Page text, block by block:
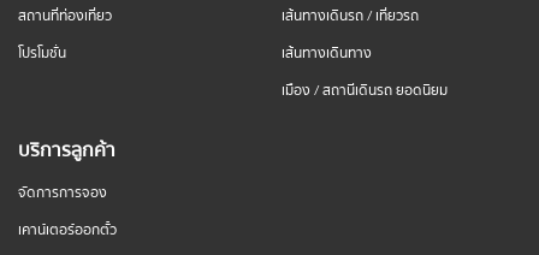
สถานที่ท่องเที่ยว
โปรโมชั่น
เส้นทางเดินรถ / เที่ยวรถ
เส้นทางเดินทาง
เมือง / สถานีเดินรถ ยอดนิยม
บริการลูกค้า
จัดการการจอง
เคาน์เตอร์ออกตั๋ว